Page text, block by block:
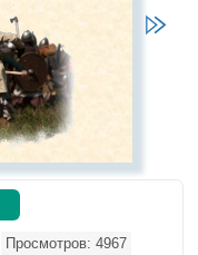
Просмотров: 4967